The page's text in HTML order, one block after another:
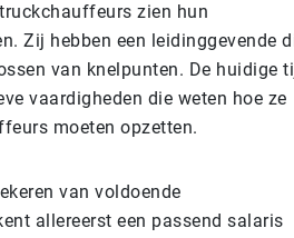
zien hun
Zij hebben een leidinggevende
van knelpunten. De huidige
vaardigheden die weten hoe ze
moeten opzetten.
van voldoende
allereerst een passend salaris